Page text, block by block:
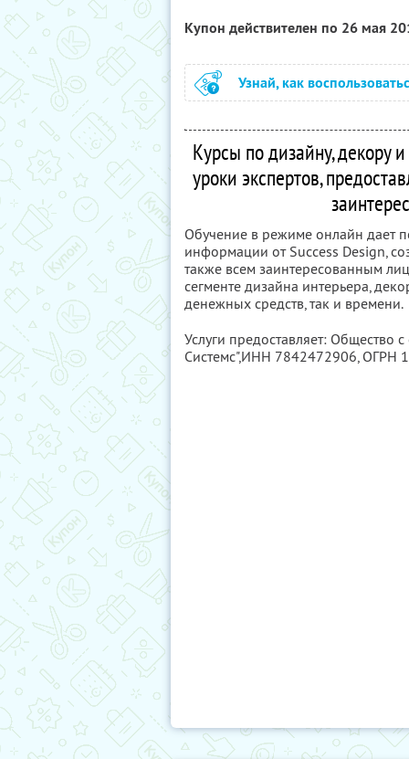
Купон действителен по 26 мая
Узнай, как
Курсы по дизайну, декору
уроки экспертов,
Обучение в режиме онлайн дает
информации от Success Design,
также всем заинтересованным
сегменте дизайна интерьера,
денежных средств, так и времени.
Услуги предоставляет: Общество
Системс",ИНН 7842472906, ОГРН